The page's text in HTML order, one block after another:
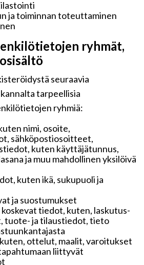
ja toiminnan toteuttaminen
ryhmät,
seuraavia
tarpeellisia
ryhmiä:
nimi, osoite,
sähköpostiosoitteet,
kuten käyttäjätunnus,
ja muu mahdollinen yksilöivä
kuten ikä, sukupuoli ja
ja suostumukset
tiedot, kuten, laskutus-
tuote- ja tilaustiedot, tieto
ottelut, maalit, varoitukset
liittyvät